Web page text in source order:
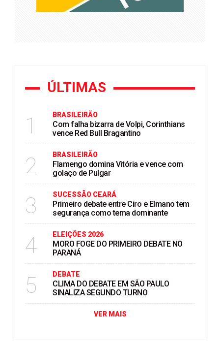
ÚLTIMAS
1 BRASILEIRÃO
Com falha bizarra de Volpi, Corinthians
vence Red Bull Bragantino
2 BRASILEIRÃO
Flamengo domina Vitória e vence com
golaço de Pulgar
3 SUCESSÃO CEARÁ
Primeiro debate entre Ciro e Elmano tem
segurança como tema dominante
4 ELEIÇÖES 2026
MORO FOGE DO PRIMEIRO DEBATE NO
PARANÁ
5 DEBATE
CLIMA DO DEBATE EM SÃO PAULO
SINALIZA SEGUNDO TURNO
VER MAIS